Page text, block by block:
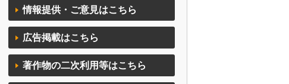
情報提供・ご意見はこちら
広告掲載はこちら
著作物の二次利用等はこちら